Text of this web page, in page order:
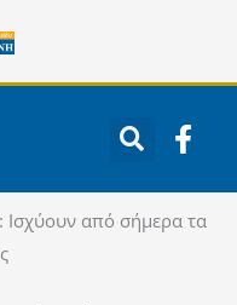
F
a
e
b
Ισχύουν από σήμερα τα